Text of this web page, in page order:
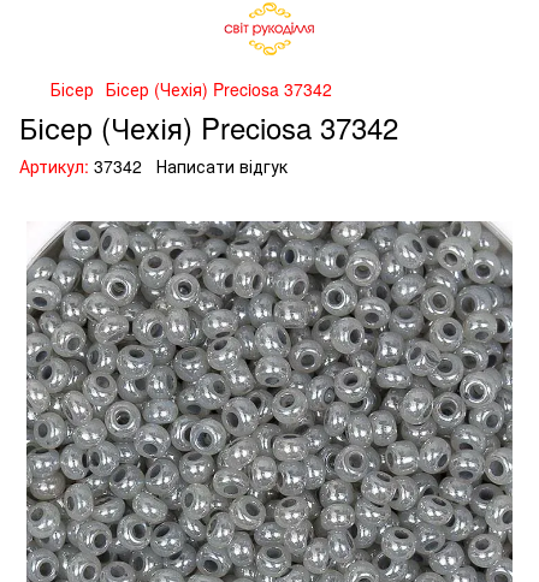
Бісер Бісер (Чехія) Preciosa 37342
Бісер (Чехія) Preciosa 37342
Артикул: 37342 Написати відгук